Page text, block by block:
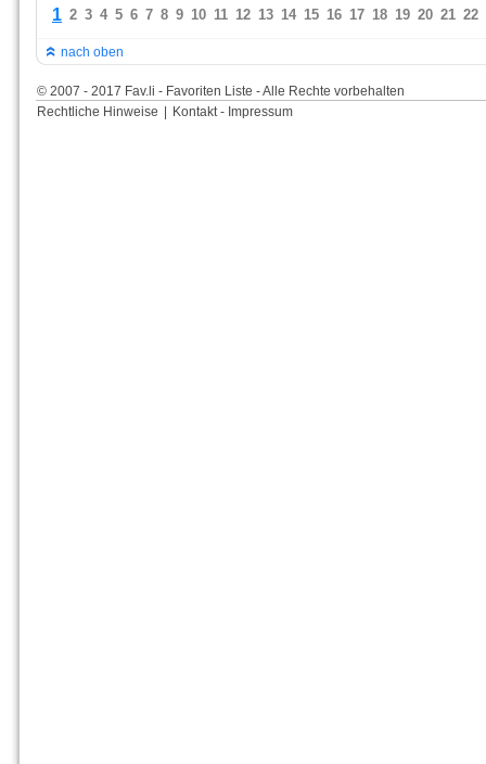
1 2 3 4 5 6 7 8 9 10 11 12 13 14 15 16 17 18 19 20 21 22
nach oben
© 2007 - 2017 Fav.li - Favoriten Liste - Alle Rechte vorbehalten
Rechtliche Hinweise
Kontakt - Impressum